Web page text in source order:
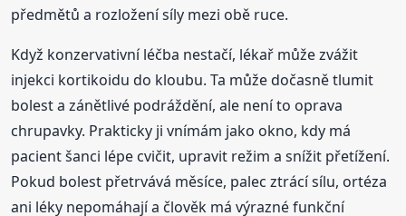
předmětů a rozložení síly mezi obě ruce.
Když konzervativní léčba nestačí, lékař může zvážit
injekci kortikoidu do kloubu. Ta může dočasně tlumit
bolest a zánětlivé podráždění, ale není to oprava
chrupavky. Prakticky ji vnímám jako okno, kdy má
pacient šanci lépe cvičit, upravit režim a snížit přetížení.
Pokud bolest přetrvává měsíce, palec ztrácí sílu, ortéza
ani léky nepomáhají a člověk má výrazné funkční